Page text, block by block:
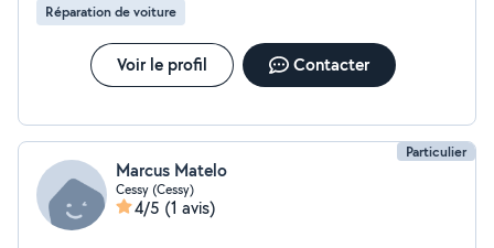
Réparation de voiture
Voir le profil Contacter
Particulier
Marcus Matelo
Cessy (Cessy)
4/5 (1 avis)